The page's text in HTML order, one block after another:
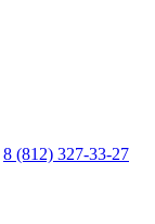
8 (812) 327-33-27